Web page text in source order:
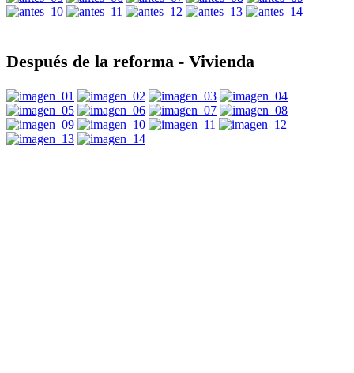
Después de la reforma - Vivienda